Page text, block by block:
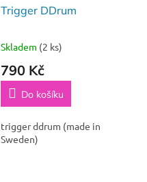
Trigger DDrum
Skladem (2 ks)
790 Kč
Do košíku
trigger ddrum (made in
Sweden)